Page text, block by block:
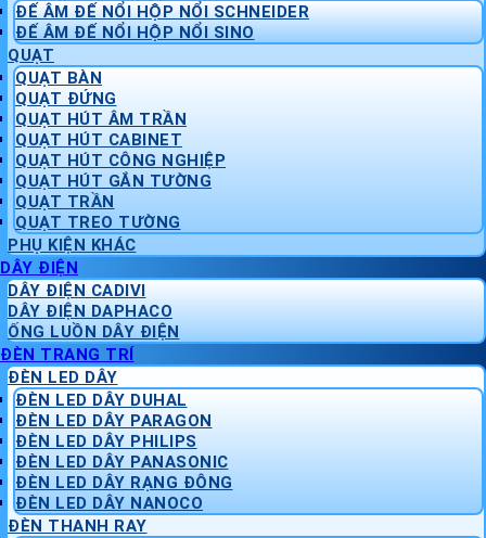
ĐẾ ÂM ĐẾ NỔI HỘP NỔI SCHNEIDER
ĐẾ ÂM ĐẾ NỔI HỘP NỔI SINO
QUẠT
QUẠT BÀN
QUẠT ĐỨNG
QUẠT HÚT ÂM TRẦN
QUẠT HÚT CABINET
QUẠT HÚT CÔNG NGHIỆP
QUẠT HÚT GẮN TƯỜNG
QUẠT TRẦN
QUẠT TREO TƯỜNG
PHỤ KIỆN KHÁC
DÂY ĐIỆN
DÂY ĐIỆN CADIVI
DÂY ĐIỆN DAPHACO
ỐNG LUỒN DÂY ĐIỆN
ĐÈN TRANG TRÍ
ĐÈN LED DÂY
ĐÈN LED DÂY DUHAL
ĐÈN LED DÂY PARAGON
ĐÈN LED DÂY PHILIPS
ĐÈN LED DÂY PANASONIC
ĐÈN LED DÂY RẠNG ĐÔNG
ĐÈN LED DÂY NANOCO
ĐÈN THANH RAY